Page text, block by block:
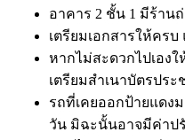
อาคาร 2 ชั้น 1 มีร้าน
เตรียมเอกสารให้คร
หากไม่สะดวกไปเอง
เตรียมสำเนาบัตรปร
รถที่เคยออกป้ายแดง
วัน มิฉะนั้นอาจมีค่าป